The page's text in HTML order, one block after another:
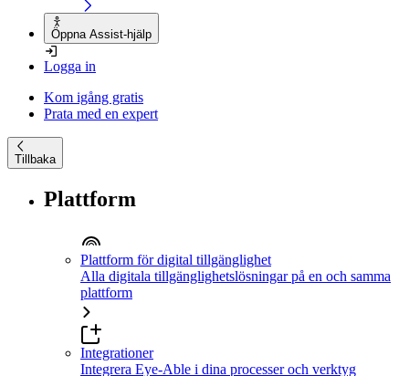
Öppna Assist-hjälp
Logga in
Kom igång gratis
Prata med en expert
Tillbaka
Plattform
Plattform för digital tillgänglighet
Alla digitala tillgänglighetslösningar på en och samma
plattform
Integrationer
Integrera Eye-Able i dina processer och verktyg